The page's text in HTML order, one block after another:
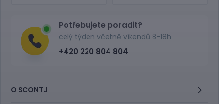
Potřebujete poradit?
celý týden včetně víkendů 8-18h
+420 220 804 804
O SCONTU